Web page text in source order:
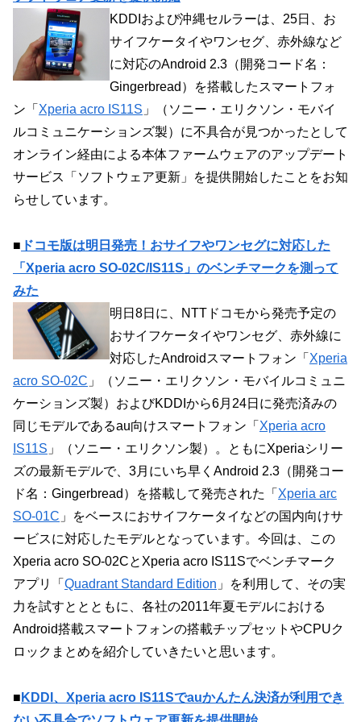
KDDIおよび沖縄セルラーは、25日、お
サイフケータイやワンセグ、赤外線など
に対応のAndroid 2.3（開発コード名：
Gingerbread）を搭載したスマートフォ
ン「 Xperia acro IS11S 」（ソニー・エリクソン・モバイ
ルコミュニケーションズ製）に不具合が見つかったとして
オンライン経由による本体ファームウェアのアップデート
サービス「ソフトウェア更新」を提供開始したことをお知
らせしています。
■ ドコモ版は明日発売！おサイフやワンセグに対応した
「Xperia acro SO-02C/IS11S」のベンチマークを測って
みた
明日8日に、NTTドコモから発売予定の
おサイフケータイやワンセグ、赤外線に
対応したAndroidスマートフォン「 Xperia
acro SO-02C 」（ソニー・エリクソン・モバイルコミュニ
ケーションズ製）およびKDDIから6月24日に発売済みの
同じモデルであるau向けスマートフォン「 Xperia acro
IS11S 」（ソニー・エリクソン製）。ともにXperiaシリー
ズの最新モデルで、3月にいち早くAndroid 2.3（開発コー
ド名：Gingerbread）を搭載して発売された「 Xperia arc
SO-01C 」をベースにおサイフケータイなどの国内向けサ
ービスに対応したモデルとなっています。今回は、この
Xperia acro SO-02CとXperia acro IS11Sでベンチマーク
アプリ「 Quadrant Standard Edition 」を利用して、その実
力を試すととともに、各社の2011年夏モデルにおける
Android搭載スマートフォンの搭載チップセットやCPUク
ロックまとめを紹介していきたいと思います。
■ KDDI、Xperia acro IS11Sでauかんたん決済が利用でき